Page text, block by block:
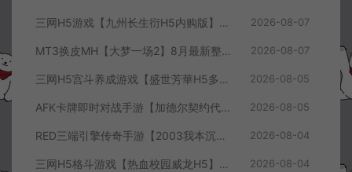
三网H5游戏【九州长生衍H5内购版】8月最新整理Linux手工服务端+管理后台+GM授权后台+简易安卓客户端+详细搭建教程+视频教程 2026-08-07
MT3换皮MH【大梦一场2】8月最新整理Linux手工服务端+源码+管理后台+安卓苹果双端+详细搭建教程+视频教程 2026-08-07
三网H5宫斗养成游戏【盛世芳華H5多区跨服代金券内购优化版】8月最新整理Linux手工服务端+CDK授权后台+全资源安卓+详细搭建教程+视频教程 2026-08-05
AFK卡牌即时对战手游【加德尔契约代金券内购修复版】8月最新整理Linux手工服务端+前后端全套源码+CDK授权后台+安卓苹果双端+详细搭建教程+视频教程 2026-08-05
RED三端引擎传奇手游【2003我本沉默三职业】8月最新整理Win一键服务端+PC安卓+详细搭建教程 2026-08-04
三网H5格斗游戏【热血校园威龙H5】8月最新整理Linux手工服务端+Win一键服务端+解压即玩+简易安卓客户端+详细搭建教程 2026-08-04